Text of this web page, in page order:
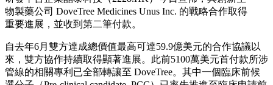
晶泰科技收到DoveTree第二筆
付款，首個腫瘤項目推進至
IND-enabling研究階段